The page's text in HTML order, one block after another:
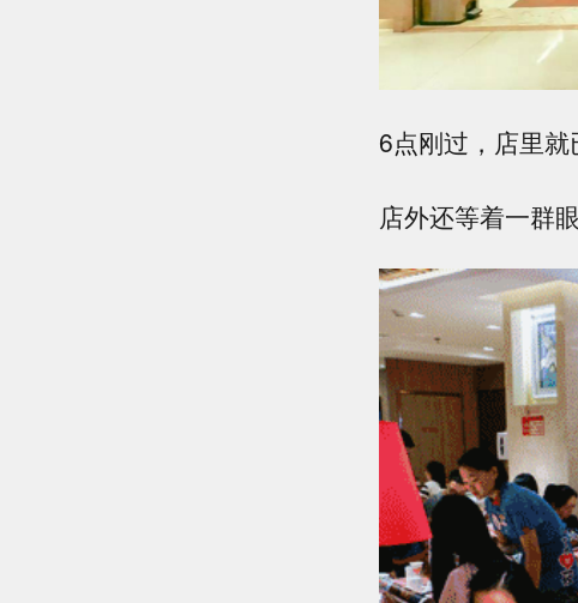
6点刚过，店里就
店外还等着一群